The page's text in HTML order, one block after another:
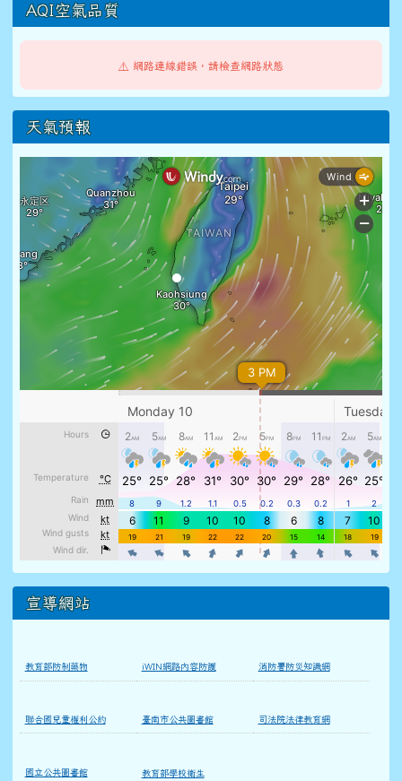
AQI空氣品質
⚠️ 網路連線錯誤，請檢查網路狀態
天氣預報
宣導網站
教育部防制藥物 iWIN網路內容防護 消防署防災知識網
聯合國兒童權利公約 臺南市公共圖書館 司法院法律教育網
國立公共圖書館 教育部學校衛生